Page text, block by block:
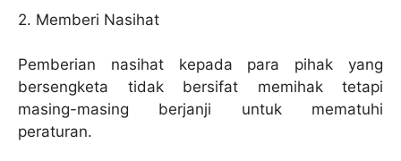
2. Memberi Nasihat
Pemberian nasihat kepada para pihak yang
bersengketa tidak bersifat memihak tetapi
masing-masing berjanji untuk mematuhi
peraturan.